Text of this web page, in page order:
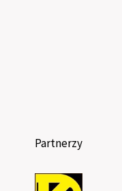
Partnerzy